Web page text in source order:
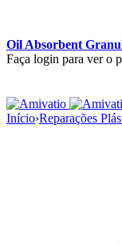
Oil Absorbent
Faça login para ver o
Início›Reparações